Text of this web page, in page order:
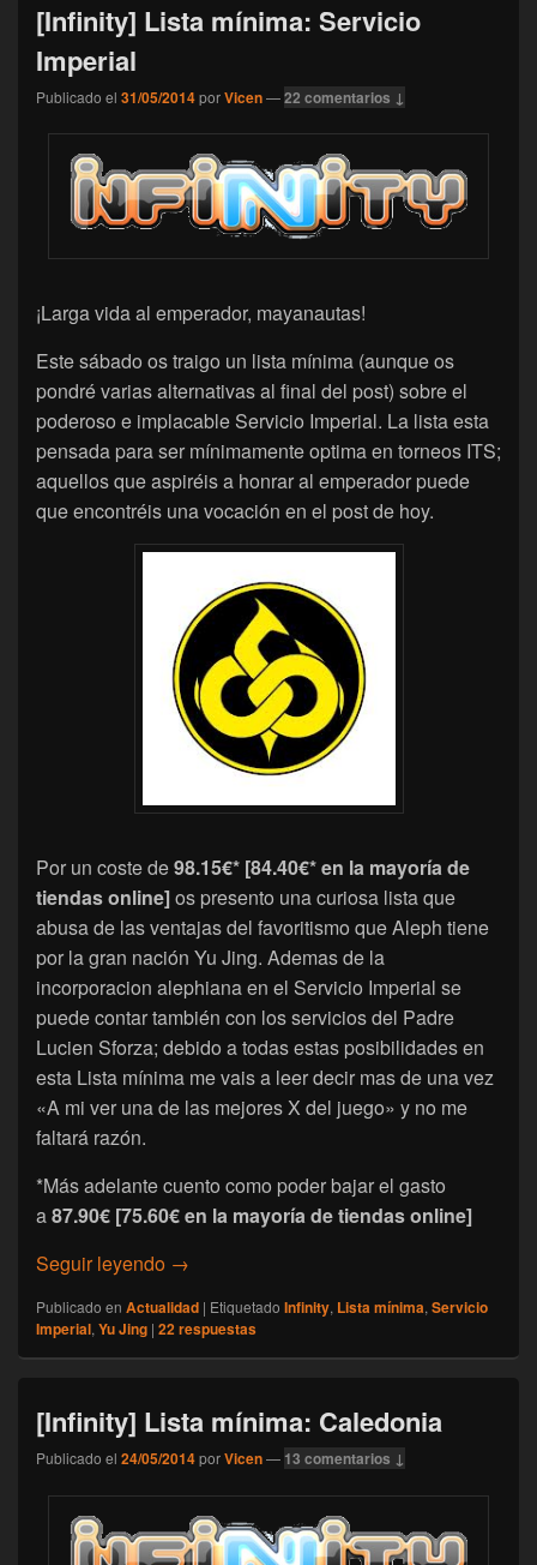
[Infinity] Lista mínima: Servicio
Imperial
Publicado el 31/05/2014porVicen—22 comentarios ↓
¡Larga vida al emperador, mayanautas!
Este sábado os traigo un lista mínima (aunque os
pondré varias alternativas al final del post) sobre el
poderoso e implacable Servicio Imperial. La lista esta
pensada para ser mínimamente optima en torneos ITS;
aquellos que aspiréis a honrar al emperador puede
que encontréis una vocación en el post de hoy.
Por un coste de98.15€* [84.40€* en la mayoría de
tiendas online]os presento una curiosa lista que
abusa de las ventajas del favoritismo que Aleph tiene
por la gran nación Yu Jing. Ademas de la
incorporacion alephiana en el Servicio Imperial se
puede contar también con los servicios del Padre
Lucien Sforza; debido a todas estas posibilidades en
esta Lista mínima me vais a leer decir mas de una vez
«A mi ver una de las mejores X del juego» y no me
faltará razón.
*Más adelante cuento como poder bajar el gasto
a87.90€ [75.60€ en la mayoría de tiendas online]
Seguir leyendo [Infinity] Lista mínima: Servicio Imperial
→
Publicado en Actualidad | Etiquetado Infinity, Lista mínima, Servicio
Imperial, Yu Jing | 22respuestas
[Infinity] Lista mínima: Caledonia
Publicado el 24/05/2014porVicen— 13 comentarios ↓